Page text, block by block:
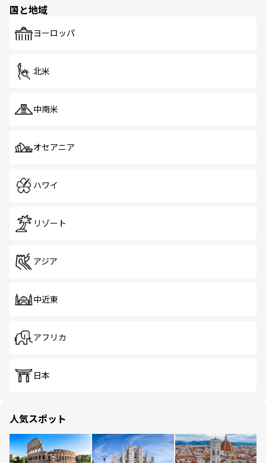
で、ホーカーズは地元の風情を楽しめる外せないスポット
国と地域
ヨーロッパ
北米
中南米
オセアニア
ハワイ
リゾート
アジア
中近東
アフリカ
日本
人気スポット